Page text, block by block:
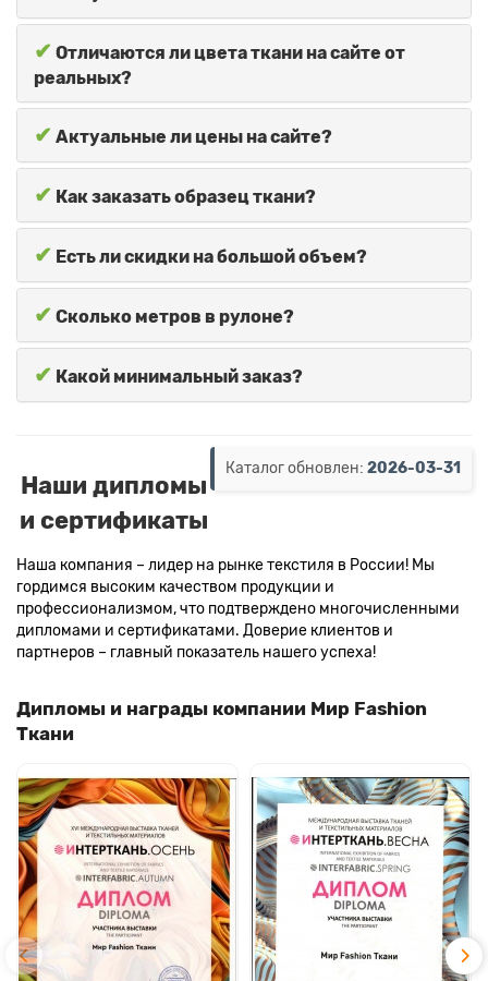
✔ Отличаются ли цвета ткани на сайте от
реальных?
✔ Актуальные ли цены на сайте?
✔ Как заказать образец ткани?
✔ Есть ли скидки на большой объем?
✔ Сколько метров в рулоне?
✔ Какой минимальный заказ?
Каталог обновлен: 2026-03-31
Наши дипломы
и сертификаты
Наша компания – лидер на рынке текстиля в России! Мы
гордимся высоким качеством продукции и
профессионализмом, что подтверждено многочисленными
дипломами и сертификатами. Доверие клиентов и
партнеров – главный показатель нашего успеха!
Дипломы и награды компании Мир Fashion
Ткани